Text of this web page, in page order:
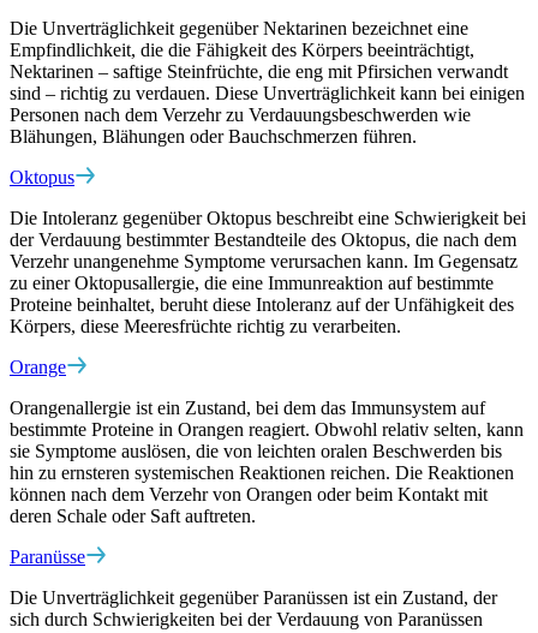
Die Unverträglichkeit gegenüber Nektarinen bezeichnet eine
Empfindlichkeit, die die Fähigkeit des Körpers beeinträchtigt,
Nektarinen – saftige Steinfrüchte, die eng mit Pfirsichen verwandt
sind – richtig zu verdauen. Diese Unverträglichkeit kann bei einigen
Personen nach dem Verzehr zu Verdauungsbeschwerden wie
Blähungen, Blähungen oder Bauchschmerzen führen.
Oktopus
Die Intoleranz gegenüber Oktopus beschreibt eine Schwierigkeit bei
der Verdauung bestimmter Bestandteile des Oktopus, die nach dem
Verzehr unangenehme Symptome verursachen kann. Im Gegensatz
zu einer Oktopusallergie, die eine Immunreaktion auf bestimmte
Proteine beinhaltet, beruht diese Intoleranz auf der Unfähigkeit des
Körpers, diese Meeresfrüchte richtig zu verarbeiten.
Orange
Orangenallergie ist ein Zustand, bei dem das Immunsystem auf
bestimmte Proteine in Orangen reagiert. Obwohl relativ selten, kann
sie Symptome auslösen, die von leichten oralen Beschwerden bis
hin zu ernsteren systemischen Reaktionen reichen. Die Reaktionen
können nach dem Verzehr von Orangen oder beim Kontakt mit
deren Schale oder Saft auftreten.
Paranüsse
Die Unverträglichkeit gegenüber Paranüssen ist ein Zustand, der
sich durch Schwierigkeiten bei der Verdauung von Paranüssen